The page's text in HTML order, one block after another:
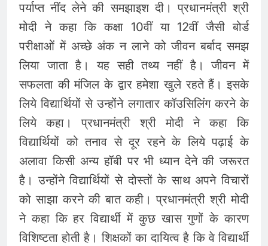
पर्याप्त नींद लेने की समझाइश दी। प्रधानमंत्री श्री
मोदी ने कहा कि कक्षा 10वीं या 12वीं जैसी बोर्ड
परीक्षाओं में अच्छे अंक न लाने को जीवन बर्बाद समझ
लिया जाता है। यह सही तथ्य नहीं है। जीवन में
सफलता की मंजिल के द्वार हमेशा खुले रहते हैं। इसके
लिये विद्यार्थियों से उन्होंने लगातार कॉउसिलिंग करने के
लिये कहा। प्रधानमंत्री श्री मोदी ने कहा कि
विद्यार्थियों को तनाव से दूर रहने के लिये पढ़ाई के
अलावा किसी अन्य हॉबी पर भी ध्यान देने की जरूरत
है। उन्होंने विद्यार्थियों से दोस्तों के साथ अपने विचारों
को साझा करने की बात कही। प्रधानमंत्री श्री मोदी
ने कहा कि हर विद्यार्थी में कुछ खास गुणों के कारण
विशिष्टता होती है। शिक्षकों का दायित्व है कि वे विद्यार्थी